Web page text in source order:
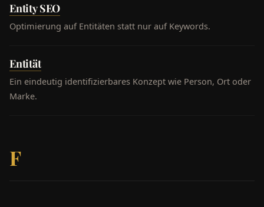
Entity SEO
Optimierung auf Entitäten statt nur auf Keywords.
Entität
Ein eindeutig identifizierbares Konzept wie Person, Ort oder
Marke.
F